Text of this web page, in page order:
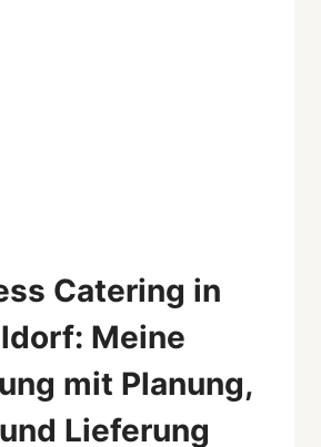
Catering in
Meine
mit Planung,
Lieferung